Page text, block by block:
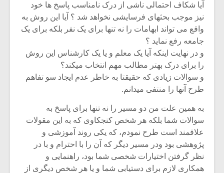
آیا شکاف احتمالی ناشی از درک نامناسب پاسخ ها خود
نیز موجب بحثهای فرسایشی نخواهد شد ؟ آیا این روش به
واقع می تواند ابهامات را نه تنها برای یک نفر بلکه برای یک
جامعه رفع نماید ؟
و در نهایت اینکه آیا یک معلم و یا یک کارشناس این روش
را برای درک بهتر مطالب مهم انتخاب میکند؟
و سوالات زیادی که حقیقتا به خاطر عدم ایجاد سو تفاهم
طرح آنها را منتفی میدانم.
به همین علت من دو مسیر را نه تنها برای پاسخ به
سوالات شما بلکه هر شخص کنجکاوی که به این مقولات
علاقمند است طرح نمودم، که یکی روند آموزشی و
پژوهشی بود ودر مسیر دیگر که آن را با احترام و با در
نظر گرفتن اختیارات شخصی شما بود، راهنمایی و
همکاری لازم برای دستیابی شما و یا هر شخص دیگری از